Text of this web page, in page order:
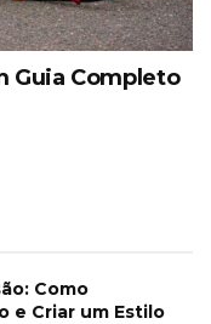
Guia Completo
Como
e Criar um Estilo